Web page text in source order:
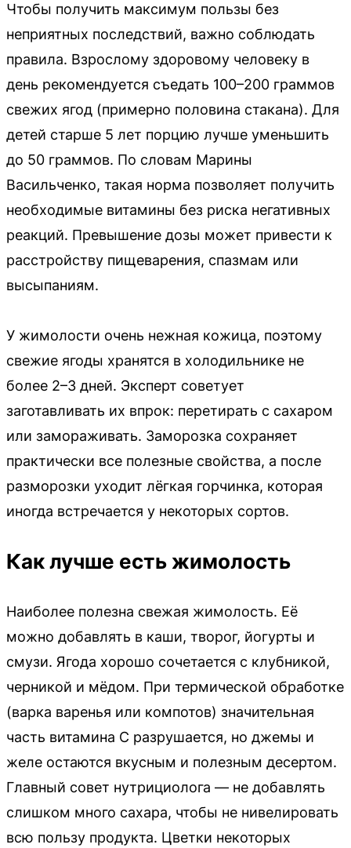
Чтобы получить максимум пользы без
неприятных последствий, важно соблюдать
правила. Взрослому здоровому человеку в
день рекомендуется съедать 100–200 граммов
свежих ягод (примерно половина стакана). Для
детей старше 5 лет порцию лучше уменьшить
до 50 граммов. По словам Марины
Васильченко, такая норма позволяет получить
необходимые витамины без риска негативных
реакций. Превышение дозы может привести к
расстройству пищеварения, спазмам или
высыпаниям.
У жимолости очень нежная кожица, поэтому
свежие ягоды хранятся в холодильнике не
более 2–3 дней. Эксперт советует
заготавливать их впрок: перетирать с сахаром
или замораживать. Заморозка сохраняет
практически все полезные свойства, а после
разморозки уходит лёгкая горчинка, которая
иногда встречается у некоторых сортов.
Как лучше есть жимолость
Наиболее полезна свежая жимолость. Её
можно добавлять в каши, творог, йогурты и
смузи. Ягода хорошо сочетается с клубникой,
черникой и мёдом. При термической обработке
(варка варенья или компотов) значительная
часть витамина С разрушается, но джемы и
желе остаются вкусным и полезным десертом.
Главный совет нутрициолога — не добавлять
слишком много сахара, чтобы не нивелировать
всю пользу продукта. Цветки некоторых